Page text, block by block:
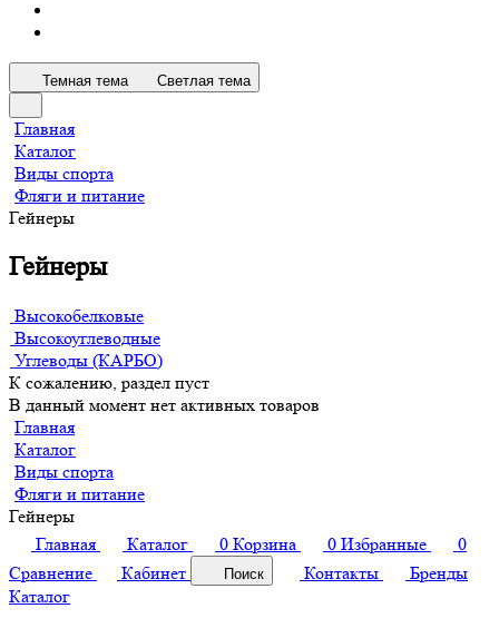
Темная тема Светлая тема
Главная
Каталог
Виды спорта
Фляги и питание
Гейнеры
Гейнеры
Высокобелковые
Высокоуглеводные
Углеводы (КАРБО)
К сожалению, раздел пуст
В данный момент нет активных товаров
Главная
Каталог
Виды спорта
Фляги и питание
Гейнеры
Главная
Каталог 0 Корзина 0 Избранные
0
Сравнение
Кабинет Поиск Контакты
Бренды
Каталог